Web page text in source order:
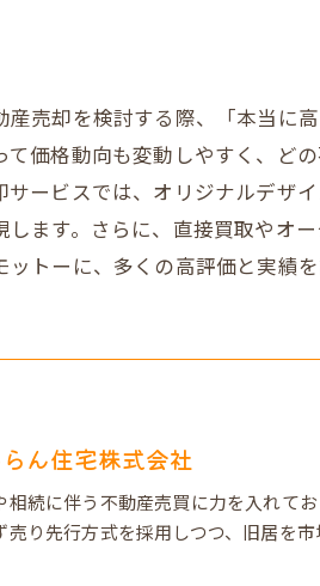
売却を検討する際、「本当に
価格動向も変動しやすく、ど
ービスでは、オリジナルデザ
ます。さらに、直接買取やオ
トーに、多くの高評価と実績
ん住宅株式会社
相続に伴う不動産売買に力を入れて
売り先行方式を採用しつつ、旧居を